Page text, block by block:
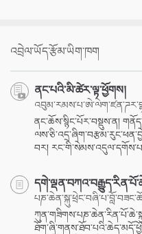
འབྲེལ་ཡོད་རྩོམ་ཡིག་ཁག
ནང་པའི་མི་ཚེར་ལྟ་ཕྱོགས།
ནང་ཆོས་སྙིང་པོར་བསྡུས་ན།
བར།